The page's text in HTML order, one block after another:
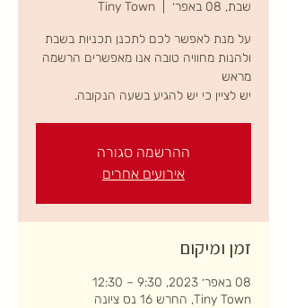
שבת, 08 באפר׳ Tiny Town
על מנת לאפשר לכם לתכנן תכניות בשבת
ולהנות מחוויה טובה אנו מאפשרים הרשמה
יש לציין כי יש להגיע בשעה הנקובה.
ההרשמה סגורה
אירועים אחרים
זמן ומיקום
08 באפר׳ 2023, 9:30 – 12:30
Tiny Town, החרש 16 נס ציונה